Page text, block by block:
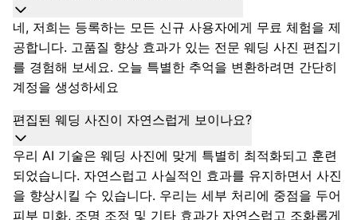
네, 저희는 등록하는 모든 신규 사용자에게 무료 체험을 제
공합니다. 고품질 향상 효과가 있는 전문 웨딩 사진 편집기
를 경험해 보세요. 오늘 특별한 추억을 변환하려면 간단히
계정을 생성하세요
편집된 웨딩 사진이 자연스럽게 보이나요?
우리 AI 기술은 웨딩 사진에 맞게 특별히 최적화되고 훈련
되었습니다. 자연스럽고 사실적인 효과를 유지하면서 사진
을 향상시킬 수 있습니다. 우리는 세부 처리에 중점을 두어
피부 미화, 조명 조정 및 기타 효과가 자연스럽고 조화롭게